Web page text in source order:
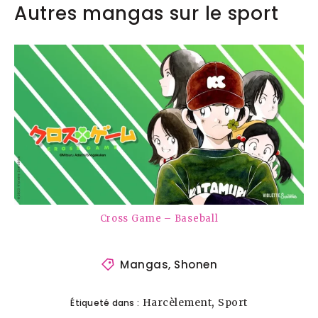
Autres mangas sur le sport
Cross Game – Baseball
Mangas, Shonen
Étiqueté dans : Harcèlement, Sport